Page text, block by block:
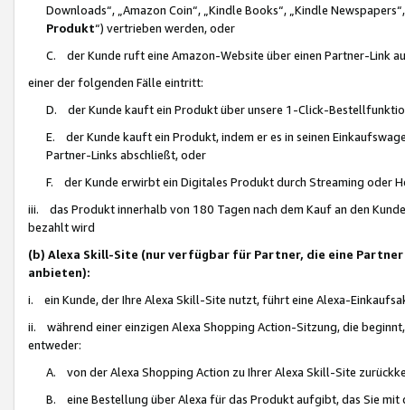
Downloads“, „Amazon Coin“, „Kindle Books“, „Kindle
Produkt“) vertrieben werden, oder
C. der Kunde ruft eine Amazon-Website über einen Partner-Link
einer der folgenden Fälle eintritt:
D. der Kunde kauft ein Produkt über unsere 1-Click-
E. der Kunde kauft ein Produkt, indem er es in seinen
Partner-Links abschließt, oder
F. der Kunde erwirbt ein Digitales Produkt durch Streaming oder
iii. das Produkt innerhalb von 180 Tagen nach dem Kauf an den
bezahlt wird
(b) Alexa Skill-Site (nur verfügbar für Partner, die eine
anbieten):
i. ein Kunde, der Ihre Alexa Skill-Site nutzt, führt eine Alexa-
ii. während einer einzigen Alexa Shopping Action-Sitzung, die
entweder:
A. von der Alexa Shopping Action zu Ihrer Alexa Skill-Site
B. eine Bestellung über Alexa für das Produkt aufgibt, das Sie mit